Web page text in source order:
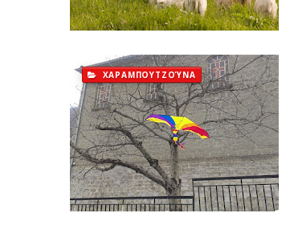
ΧΑΡΑΜΠΟΥΤΖΟΎΝΑ